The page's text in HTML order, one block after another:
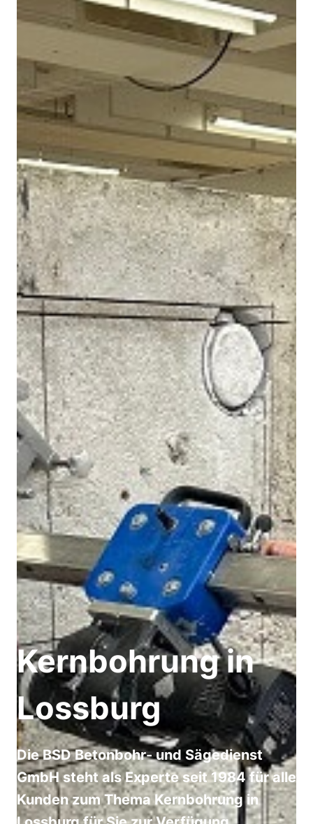
Kernbohrung in
Lossburg
Die BSD Betonbohr- und Sägedienst
GmbH steht als Experte seit 1984 für alle
Kunden zum Thema Kernbohrung in